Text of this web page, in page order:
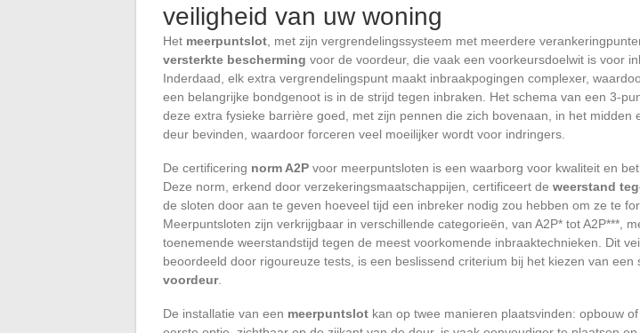
veiligheid van uw woning
Het meerpuntslot , met zijn vergrendelingssysteem met meerdere
versterkte bescherming voor de voordeur, die vaak een voorkeursdoelwit is voor
Inderdaad, elk extra vergrendelingspunt maakt inbraakpogingen complexer,
een belangrijke bondgenoot is in de strijd tegen inbraken. Het schema van een 3-
deze extra fysieke barrière goed, met zijn pennen die zich bovenaan, in het midden
deur bevinden, waardoor forceren veel moeilijker wordt voor indringers.
De certificering norm A2P voor meerpuntsloten is een waarborg voor kwaliteit en
Deze norm, erkend door verzekeringsmaatschappijen, certificeert de weerstand
de sloten door aan te geven hoeveel tijd een inbreker nodig zou hebben om ze te
Meerpuntsloten zijn verkrijgbaar in verschillende categorieën, van A2P* tot A2P***,
toenemende weerstandstijd tegen de meest voorkomende inbraaktechnieken. Dit
beoordeeld door rigoureuze tests, is een beslissend criterium bij het kiezen van een
voordeur.
De installatie van een meerpuntslot kan op twee manieren plaatsvinden: opbouw